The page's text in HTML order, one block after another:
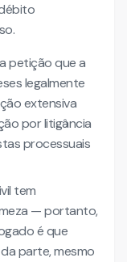
petição que a
legalmente
extensiva
por litigância
processuais
tem
— portanto,
é que
parte, mesmo